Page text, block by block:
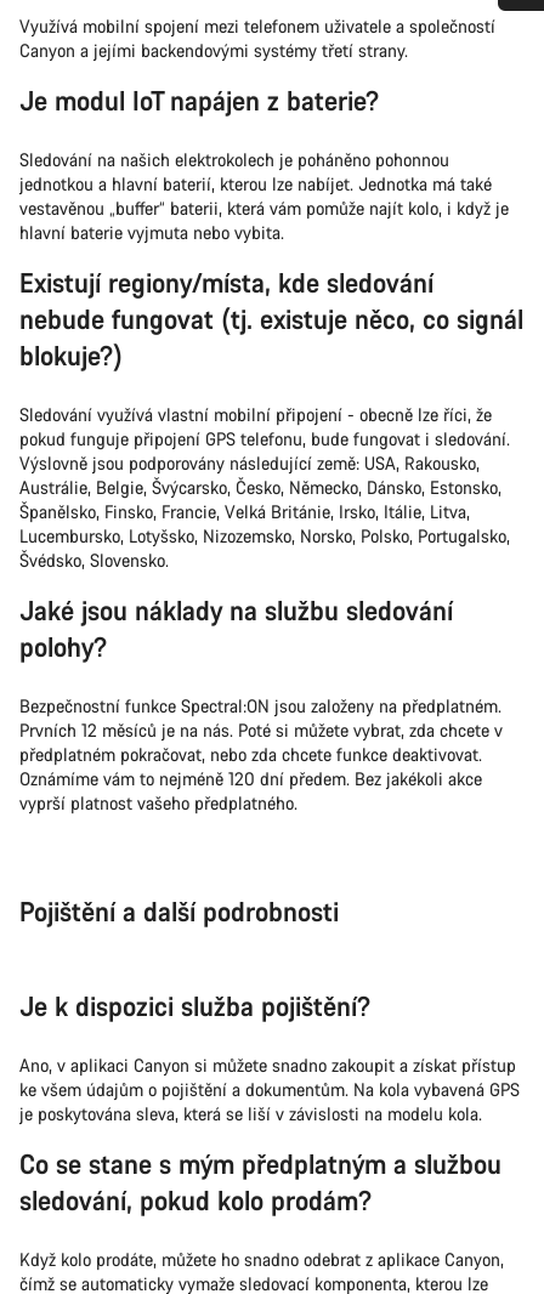
Využívá mobilní spojení mezi telefonem uživatele a společností
Canyon a jejími backendovými systémy třetí strany.
Je modul IoT napájen z baterie?
Sledování na našich elektrokolech je poháněno pohonnou
jednotkou a hlavní baterií, kterou lze nabíjet. Jednotka má také
vestavěnou „buffer“ baterii, která vám pomůže najít kolo, i když je
hlavní baterie vyjmuta nebo vybita.
Existují regiony/místa, kde sledování
nebude fungovat (tj. existuje něco, co signál
blokuje?)
Sledování využívá vlastní mobilní připojení - obecně lze říci, že
pokud funguje připojení GPS telefonu, bude fungovat i sledování.
Výslovně jsou podporovány následující země: USA, Rakousko,
Austrálie, Belgie, Švýcarsko, Česko, Německo, Dánsko, Estonsko,
Španělsko, Finsko, Francie, Velká Británie, Irsko, Itálie, Litva,
Lucembursko, Lotyšsko, Nizozemsko, Norsko, Polsko, Portugalsko,
Švédsko, Slovensko.
Jaké jsou náklady na službu sledování
polohy?
Bezpečnostní funkce Spectral:ON jsou založeny na předplatném.
Prvních 12 měsíců je na nás. Poté si můžete vybrat, zda chcete v
předplatném pokračovat, nebo zda chcete funkce deaktivovat.
Oznámíme vám to nejméně 120 dní předem. Bez jakékoli akce
vyprší platnost vašeho předplatného.
Pojištění a další podrobnosti
Je k dispozici služba pojištění?
Ano, v aplikaci Canyon si můžete snadno zakoupit a získat přístup
ke všem údajům o pojištění a dokumentům. Na kola vybavená GPS
je poskytována sleva, která se liší v závislosti na modelu kola.
Co se stane s mým předplatným a službou
sledování, pokud kolo prodám?
Když kolo prodáte, můžete ho snadno odebrat z aplikace Canyon,
čímž se automaticky vymaže sledovací komponenta, kterou lze
Potřebujete pomoc?
Naši odborníci podpory zákazníků čekají, aby mohli
odpovědět na vaše dotazy.
Začít chat